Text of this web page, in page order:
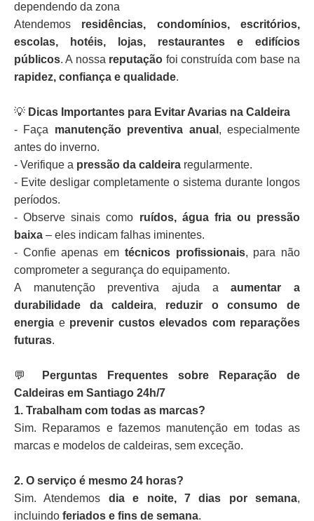
dependendo da zona
Atendemos residências, condomínios, escritórios,
escolas, hotéis, lojas, restaurantes e edifícios
públicos. A nossa reputação foi construída com base na
rapidez, confiança e qualidade.
💡 Dicas Importantes para Evitar Avarias na Caldeira
- Faça manutenção preventiva anual , especialmente
antes do inverno.
- Verifique a pressão da caldeira regularmente.
- Evite desligar completamente o sistema durante longos
períodos.
- Observe sinais como ruídos, água fria ou pressão
baixa – eles indicam falhas iminentes.
- Confie apenas em técnicos profissionais, para não
comprometer a segurança do equipamento.
A manutenção preventiva ajuda aaumentar a
durabilidade da caldeira, reduzir o consumo de
energia e prevenir custos elevados com reparações
futuras.
💬
Perguntas Frequentes sobre Reparação de
Caldeiras em Santiago 24h/7
1. Trabalham com todas as marcas?
Sim. Reparamos e fazemos manutenção em todas as
marcas e modelos de caldeiras, sem exceção.
2. O serviço é mesmo 24 horas?
Sim. Atendemos dia e noite, 7 dias por semana,
incluindo feriados e fins de semana.